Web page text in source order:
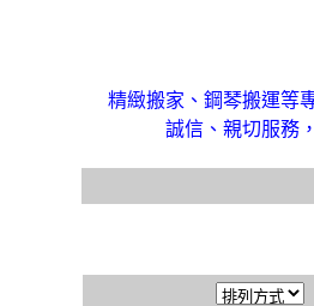
精緻搬家、鋼琴搬運等
誠信、親切服務